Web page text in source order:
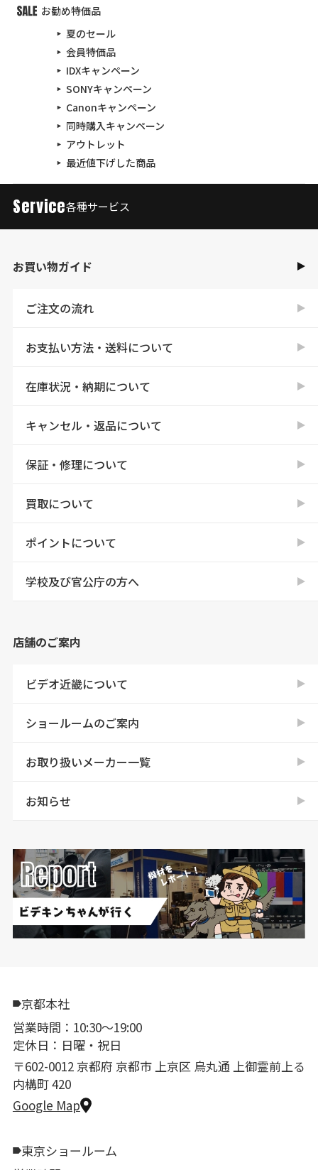
お勧め特価品
夏のセール
会員特価品
IDXキャンペーン
SONYキャンペーン
Canonキャンペーン
同時購入キャンペーン
アウトレット
最近値下げした商品
Service各種サービス
お買い物ガイド
ご注文の流れ
お支払い方法・送料について
在庫状況・納期について
キャンセル・返品について
保証・修理について
買取について
ポイントについて
学校及び官公庁の方へ
店舗のご案内
ビデオ近畿について
ショールームのご案内
お取り扱いメーカー一覧
お知らせ
京都本社
営業時間：10:30〜19:00
定休日：日曜・祝日
〒602-0012 京都府 京都市 上京区 烏丸通 上御霊前上る
内構町 420
Google Map
東京ショールーム